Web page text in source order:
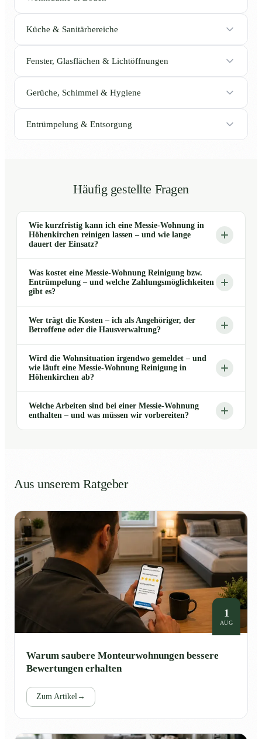
Küche & Sanitärbereiche
Fenster, Glasflächen & Lichtöffnungen
Gerüche, Schimmel & Hygiene
Entrümpelung & Entsorgung
Häufig gestellte Fragen
Wie kurzfristig kann ich eine Messie-Wohnung in
Höhenkirchen reinigen lassen – und wie lange
dauert der Einsatz?
Was kostet eine Messie-Wohnung Reinigung bzw.
Entrümpelung – und welche Zahlungsmöglichkeiten
gibt es?
Wer trägt die Kosten – ich als Angehöriger, der
Betroffene oder die Hausverwaltung?
Wird die Wohnsituation irgendwo gemeldet – und
wie läuft eine Messie-Wohnung Reinigung in
Höhenkirchen ab?
Welche Arbeiten sind bei einer Messie-Wohnung
enthalten – und was müssen wir vorbereiten?
Aus unserem Ratgeber
1
AUG
Warum saubere Monteurwohnungen bessere
Bewertungen erhalten
Zum Artikel→